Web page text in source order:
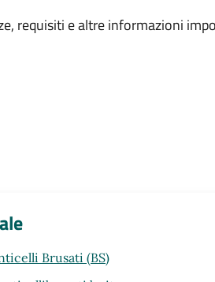
requisiti e altre informazioni
Brusati (BS)